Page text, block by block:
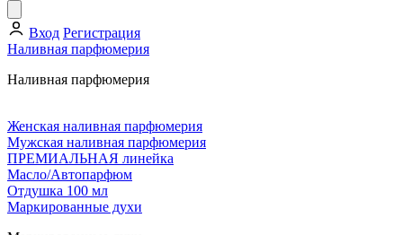
Вход Регистрация
Наливная парфюмерия
Наливная парфюмерия
Женская наливная парфюмерия
Мужская наливная парфюмерия
ПРЕМИАЛЬНАЯ линейка
Масло/Автопарфюм
Отдушка 100 мл
Маркированные духи